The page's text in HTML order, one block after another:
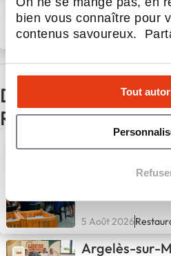
bien vous connaître pour
contenus savoureux.
Tout
Holly’s Diner
générosité il
8 Nov 2024
D'autres actualités
Restauration
Beer’s
implantation
5 Août 2026
Argelès-sur-